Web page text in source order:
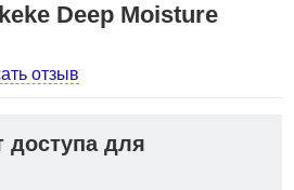
Deep Moisture
отзыв
доступа для